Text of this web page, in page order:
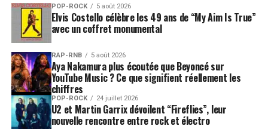
POP-ROCK 5 août 2026
Elvis Costello célèbre les 49 ans de “My Aim Is True”
avec un coffret monumental
RAP-RNB 5 août 2026
Aya Nakamura plus écoutée que Beyoncé sur
YouTube Music ? Ce que signifient réellement les
chiffres
POP-ROCK 24 juillet 2026
U2 et Martin Garrix dévoilent “Fireflies”, leur
nouvelle rencontre entre rock et électro